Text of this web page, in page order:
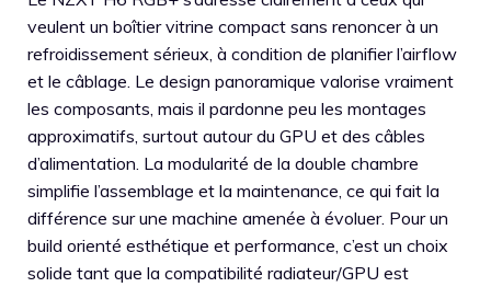
veulent un boîtier vitrine compact sans renoncer à un
refroidissement sérieux, à condition de planifier l’airflow
et le câblage. Le design panoramique valorise vraiment
les composants, mais il pardonne peu les montages
approximatifs, surtout autour du GPU et des câbles
d’alimentation. La modularité de la double chambre
simplifie l’assemblage et la maintenance, ce qui fait la
différence sur une machine amenée à évoluer. Pour un
build orienté esthétique et performance, c’est un choix
solide tant que la compatibilité radiateur/GPU est